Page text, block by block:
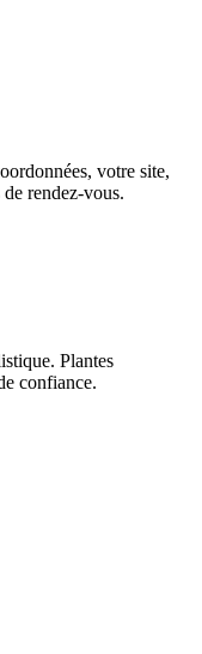
votre site,
rendez-vous.
Plantes
confiance.